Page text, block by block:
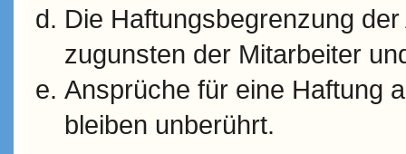
Die Haftungsbegrenzung
zugunsten der Mitarbeiter
Ansprüche für eine Haftung
bleiben unberührt.